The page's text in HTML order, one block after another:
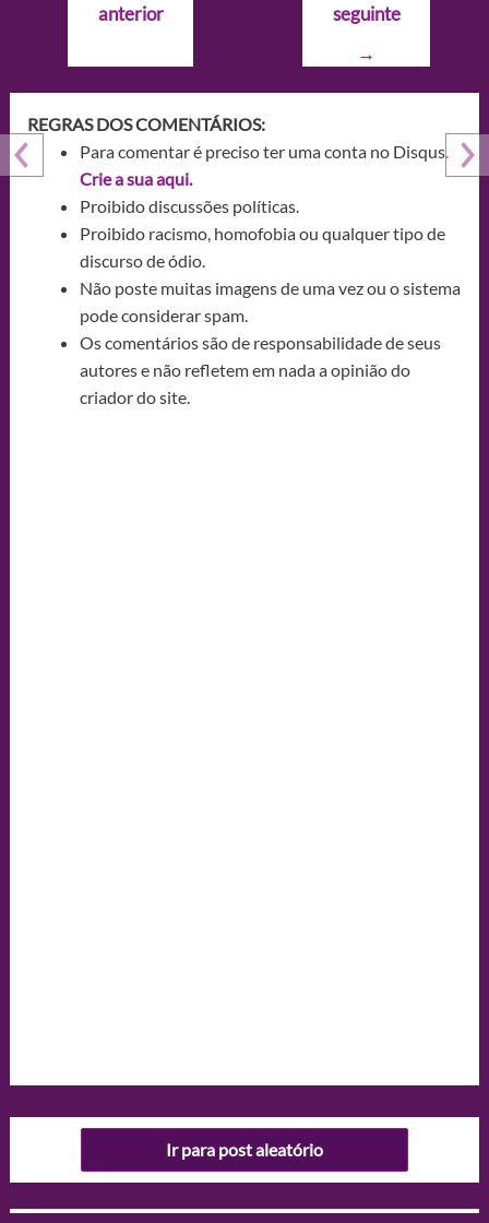
Postanterior
seguinte
→
REGRAS DOS COMENTÁRIOS:
Para comentar é preciso ter uma conta no Disqus.
Crie a sua aqui.
Proibido discussões políticas.
Proibido racismo, homofobia ou qualquer tipo de
discurso de ódio.
Não poste muitas imagens de uma vez ou o sistema
pode considerar spam.
Os comentários são de responsabilidade de seus
autores e não refletem em nada a opinião do
criador do site.
Ir para post aleatório